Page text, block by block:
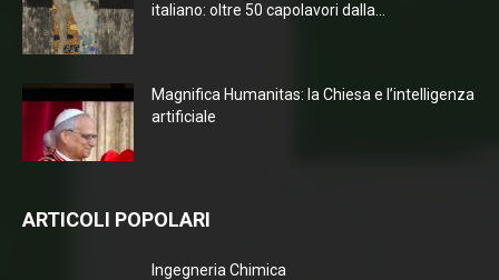
italiano: oltre 50 capolavori dalla...
Magnifica Humanitas: la Chiesa e l’intelligenza
artificiale
ARTICOLI POPOLARI
Ingegneria Chimica